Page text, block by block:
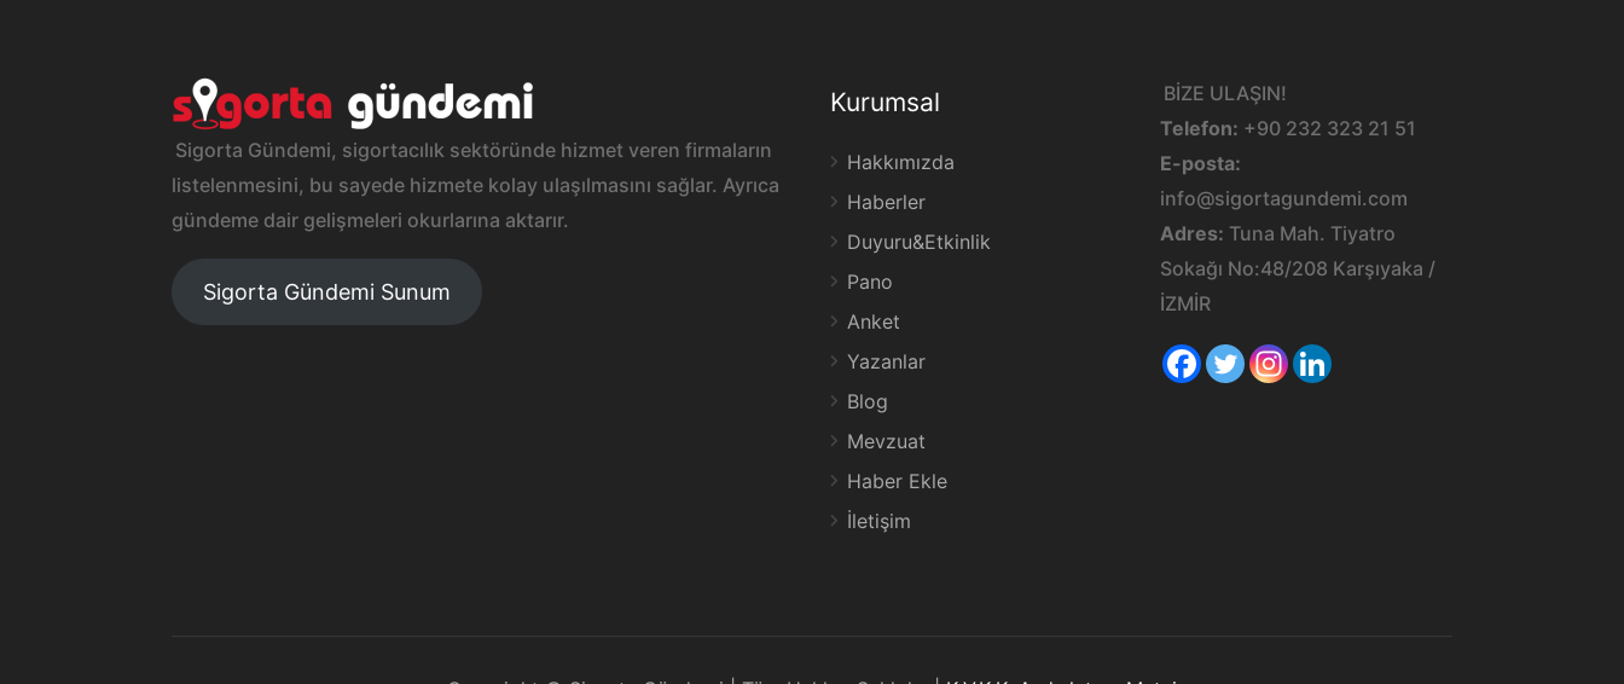
Sigorta Gündemi, sigortacılık sektöründe hizmet veren firmaların
listelenmesini, bu sayede hizmete kolay ulaşılmasını sağlar. Ayrıca
gündeme dair gelişmeleri okurlarına aktarır.
Sigorta Gündemi Sunum
Kurumsal
Hakkımızda
Haberler
Duyuru&Etkinlik
Pano
Anket
Yazanlar
Blog
Mevzuat
Haber Ekle
İletişim
BİZE ULAŞIN!
Telefon: +90 232 323 21 51
E-posta:
info@sigortagundemi.com
Adres: Tuna Mah. Tiyatro
Sokağı No:48/208 Karşıyaka /
İZMİR